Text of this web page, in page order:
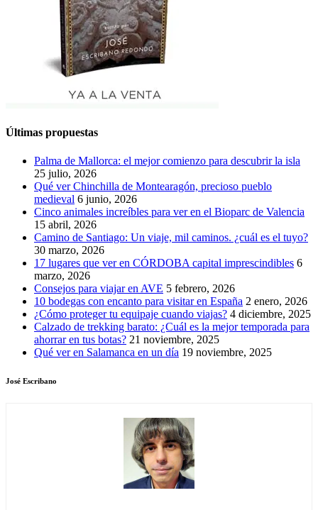
Últimas propuestas
Palma de Mallorca: el mejor comienzo para descubrir la isla
25 julio, 2026
Qué ver Chinchilla de Montearagón, precioso pueblo
medieval 6 junio, 2026
Cinco animales increíbles para ver en el Bioparc de Valencia
15 abril, 2026
Camino de Santiago: Un viaje, mil caminos. ¿cuál es el tuyo?
30 marzo, 2026
17 lugares que ver en CÓRDOBA capital imprescindibles 6
marzo, 2026
Consejos para viajar en AVE 5 febrero, 2026
10 bodegas con encanto para visitar en España 2 enero, 2026
¿Cómo proteger tu equipaje cuando viajas? 4 diciembre, 2025
Calzado de trekking barato: ¿Cuál es la mejor temporada para
ahorrar en tus botas? 21 noviembre, 2025
Qué ver en Salamanca en un día 19 noviembre, 2025
José Escribano